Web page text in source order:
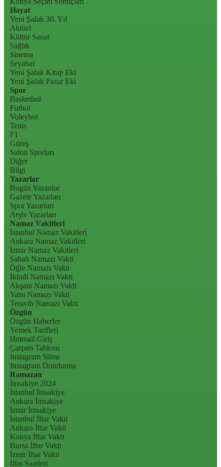
Hayat
Yeni Şafak 30. Yıl
Aktüel
Kültür Sanat
Sağlık
Sinema
Seyahat
Yeni Şafak Kitap Eki
Yeni Şafak Pazar Eki
Spor
Basketbol
Futbol
Voleybol
Tenis
F1
Güreş
Salon Sporları
Diğer
Bilgi
Yazarlar
Bugün Yazanlar
Gazete Yazarları
Spor Yazarları
Arşiv Yazarları
Namaz Vakitleri
İstanbul Namaz Vakitleri
Ankara Namaz Vakitleri
İzmir Namaz Vakitleri
Sabah Namazı Vakti
Öğle Namazı Vakti
İkindi Namazı Vakti
Akşam Namazı Vakti
Yatsı Namazı Vakti
Teravih Namazı Vakti
Özgün
Özgün Haberler
Yemek Tarifleri
Hotmail Giriş
Çarpım Tablosu
Instagram Silme
Instagram Dondurma
Ramazan
İmsakiye 2024
İstanbul İmsakiye
Ankara İmsakiye
İzmir İmsakiye
İstanbul İftar Vakti
Ankara İftar Vakti
Konya İftar Vakti
Bursa İftar Vakti
İzmir İftar Vakti
İftar Saatleri